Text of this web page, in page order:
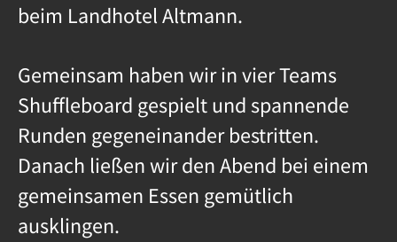
beim Landhotel Altmann.
Gemeinsam haben wir in vier Teams
Shuffleboard gespielt und spannende
Runden gegeneinander bestritten.
Danach ließen wir den Abend bei einem
gemeinsamen Essen gemütlich
ausklingen.